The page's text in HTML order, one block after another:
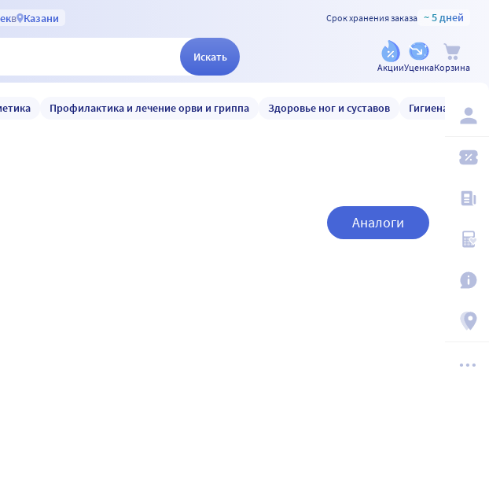
в Казани Срок хранения заказа ~ 5 дней
Искать
АкцииУценкаКорзина
Профилактика и лечение орви и гриппа Здоровье ног и суставов Гигиена и уход
Аналоги